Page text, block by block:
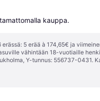
kauppa.
5 erää à 174,65€ ja
vähintään 18-vuotiaille
Y-tunnus: 556737-0431.